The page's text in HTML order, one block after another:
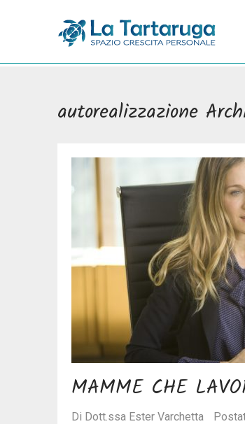
autorealizzazione
MAMME CHE
Di Dott.ssa Ester Varchetta